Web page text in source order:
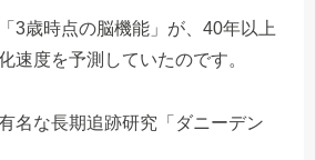
3歳時点の脳機能」が、40年以上
速度を予測していたのです。
名な長期追跡研究「ダニーデン